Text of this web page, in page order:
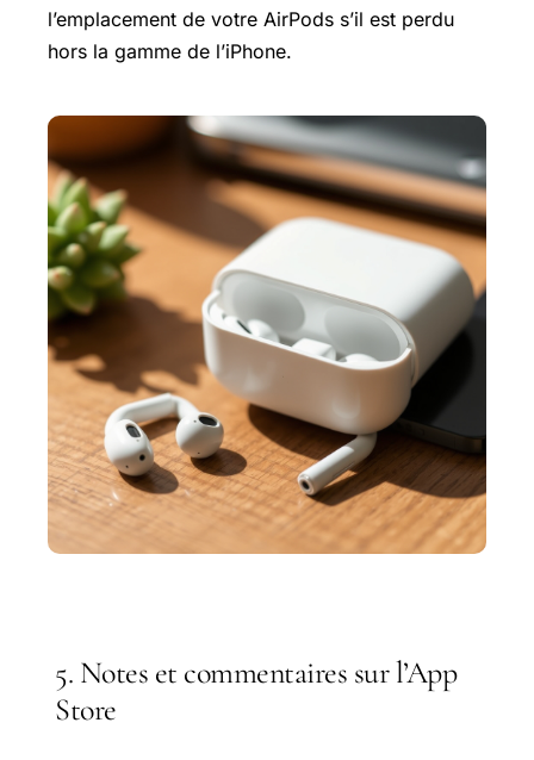
l’emplacement de votre AirPods s’il est perdu
hors la gamme de l’iPhone.
5. Notes et commentaires sur l’App
Store